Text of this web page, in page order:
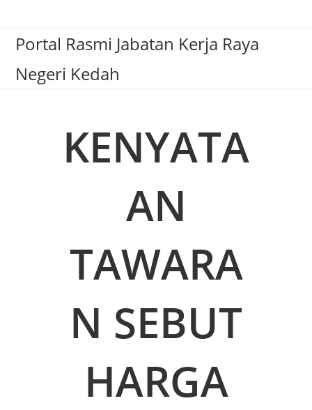
Portal Rasmi Jabatan Kerja Raya
Negeri Kedah
KENYATA
AN
TAWARA
N SEBUT
HARGA